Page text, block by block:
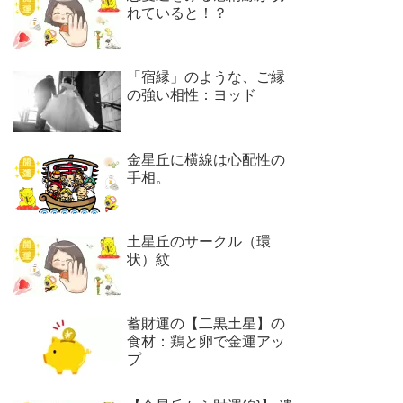
れていると！？
「宿縁」のような、ご縁
の強い相性：ヨッド
金星丘に横線は心配性の
手相。
土星丘のサークル（環
状）紋
蓄財運の【二黒土星】の
食材：鶏と卵で金運アッ
プ